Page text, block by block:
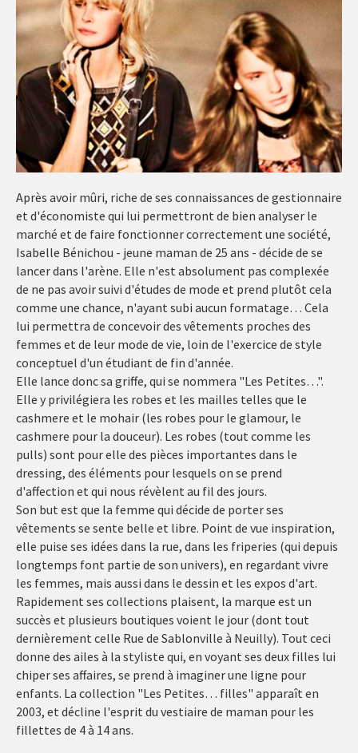
Après avoir mûri, riche de ses connaissances de gestionnaire
et d'économiste qui lui permettront de bien analyser le
marché et de faire fonctionner correctement une société,
Isabelle Bénichou - jeune maman de 25 ans - décide de se
lancer dans l'arène. Elle n'est absolument pas complexée
de ne pas avoir suivi d'études de mode et prend plutôt cela
comme une chance, n'ayant subi aucun formatage… Cela
lui permettra de concevoir des vêtements proches des
femmes et de leur mode de vie, loin de l'exercice de style
conceptuel d'un étudiant de fin d'année.
Elle lance donc sa griffe, qui se nommera "Les Petites…".
Elle y privilégiera les robes et les mailles telles que le
cashmere et le mohair (les robes pour le glamour, le
cashmere pour la douceur). Les robes (tout comme les
pulls) sont pour elle des pièces importantes dans le
dressing, des éléments pour lesquels on se prend
d'affection et qui nous révèlent au fil des jours.
Son but est que la femme qui décide de porter ses
vêtements se sente belle et libre. Point de vue inspiration,
elle puise ses idées dans la rue, dans les friperies (qui depuis
longtemps font partie de son univers), en regardant vivre
les femmes, mais aussi dans le dessin et les expos d'art.
Rapidement ses collections plaisent, la marque est un
succès et plusieurs boutiques voient le jour (dont tout
dernièrement celle Rue de Sablonville à Neuilly). Tout ceci
donne des ailes à la styliste qui, en voyant ses deux filles lui
chiper ses affaires, se prend à imaginer une ligne pour
enfants. La collection "Les Petites… filles" apparaît en
2003, et décline l'esprit du vestiaire de maman pour les
fillettes de 4 à 14 ans.